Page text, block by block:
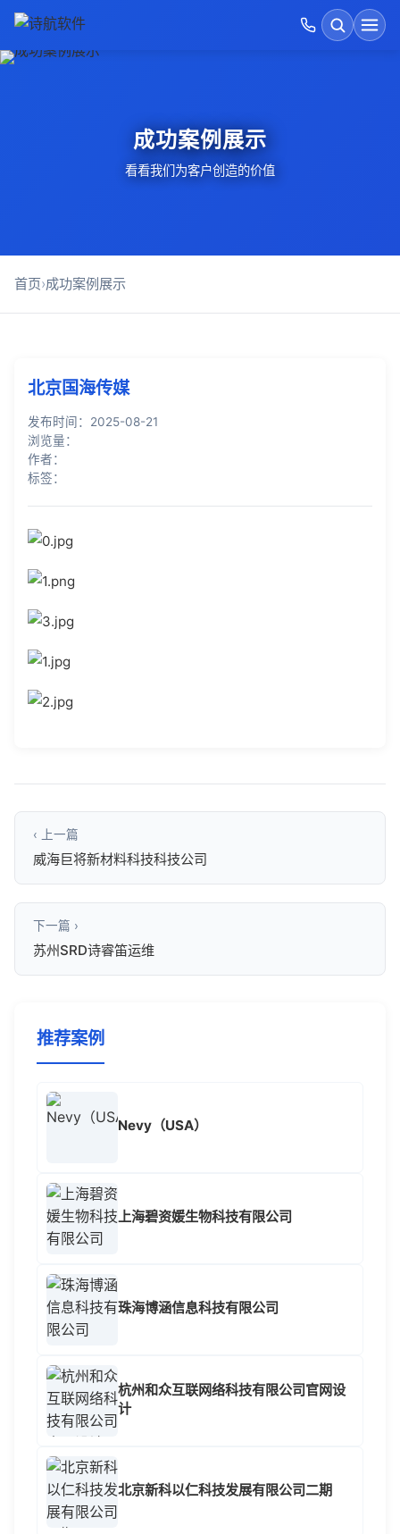
AI软件开发
知识库
公司介绍
成功案例展示
看看我们为客户创造的价值
首页›成功案例展示
北京国海传媒
发布时间：2025-08-21
浏览量：
作者：
标签：
‹ 上一篇
威海巨将新材料科技科技公司
下一篇 ›
苏州SRD诗睿笛运维
推荐案例
Nevy（USA）
上海碧资媛生物科技有限公司
珠海博涵信息科技有限公司
杭州和众互联网络科技有限公司官网设
计
北京新科以仁科技发展有限公司二期